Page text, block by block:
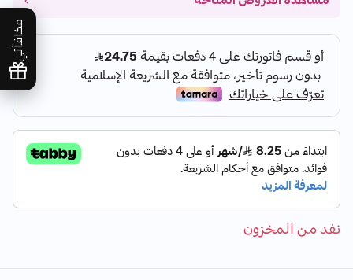
مكافآتي
نفد من المخزون